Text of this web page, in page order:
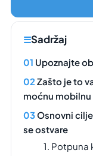
Sadržaj
Upoznajte
Zašto je to
moćnu
Osnovni
se ostvare
1. Potpuna